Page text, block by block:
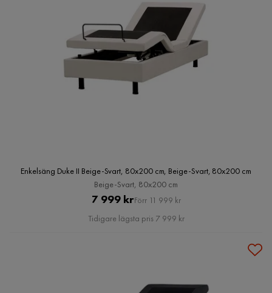
Enkelsäng Duke II Beige-Svart, 80x200 cm, Beige-Svart, 80x200 cm
Beige-Svart, 80x200 cm
Pris
7 999 krOriginal
Pris
Förr 11 999 kr
Tidigare lägsta pris 7 999 kr